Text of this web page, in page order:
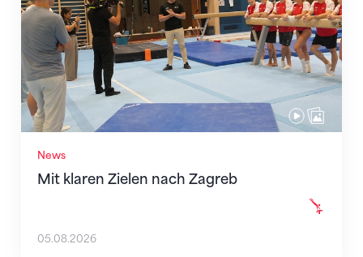
News
Mit klaren Zielen nach Zagreb
05.08.2026